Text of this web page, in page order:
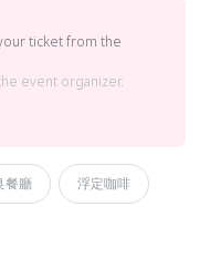
ticket from the
event organizer.
餐廳 浮定咖啡